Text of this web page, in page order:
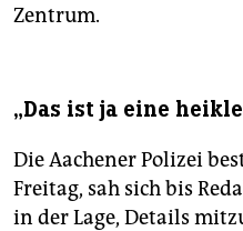
Zentrum.
„Das ist ja eine heikle
Die Aachener Polizei
Freitag, sah sich bis
in der Lage, Details